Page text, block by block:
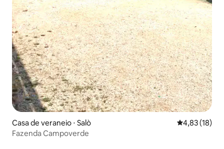
Casa de veraneio ⋅ Salò 4,83 de uma
4,83 (18)
Fazenda Campoverde